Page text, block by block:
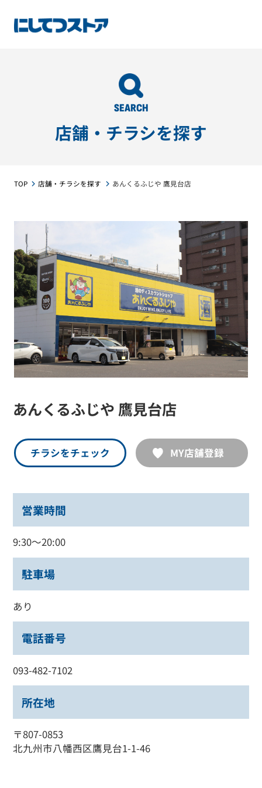
SEARCH
店舗・チラシを探す
TOP 店舗・チラシを探す あんくるふじや 鷹見台店
あんくるふじや 鷹見台店
チラシをチェック MY店舗登録
営業時間
9:30～20:00
駐車場
あり
電話番号
093-482-7102
所在地
〒807-0853
北九州市八幡西区鷹見台1-1-46